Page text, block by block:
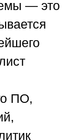
— это
ПО,